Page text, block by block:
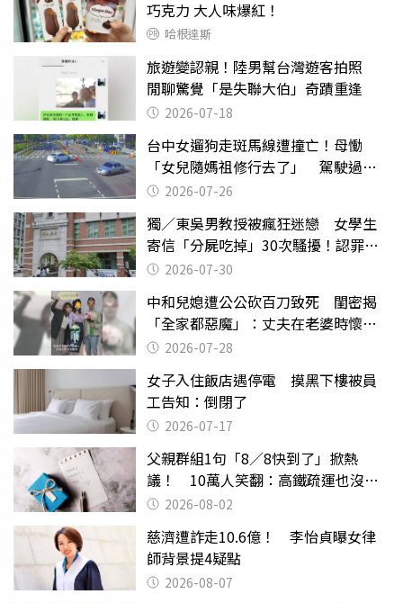
巧克力 大人味爆紅！
哈根達斯
旅遊變認親！陸男幫台灣遊客拍照
閒聊驚覺「是失聯大伯」奇蹟重逢
2026-07-18
台中女遛狗走斑馬線遭撞亡！母慟
「女兒隨媽祖修行去了」 駕駛過失
致死判9月
2026-07-26
獨／東吳男教授被瘋狂迷戀 女學生
寄信「分屍吃掉」30次騷擾！認罪免
關 2026-07-30
中和兒媳遭公公砍百刀致死 閨密揭
「全家都惡魔」：丈夫在老婆時懷孕
摔東西
2026-07-28
女子入住飯店遇停電 摸黑下樓被員
工告知：倒閉了
2026-07-17
父親群組1句「8／8快到了」掀熱
議！ 10萬人笑翻：高鐵疏運也沒列
父親節
2026-08-02
慈濟遭詐走10.6億！ 李怡貞曝女律
師背景提4疑點
2026-08-07